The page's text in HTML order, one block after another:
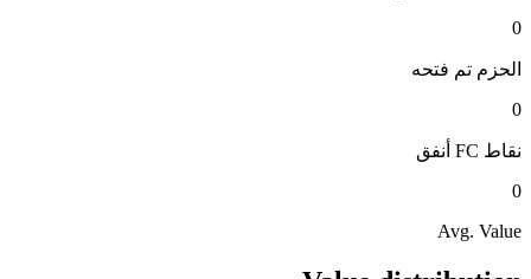
0
الحزم تم فتحه
0
نقاط FC
أنفق
0
Avg. Value